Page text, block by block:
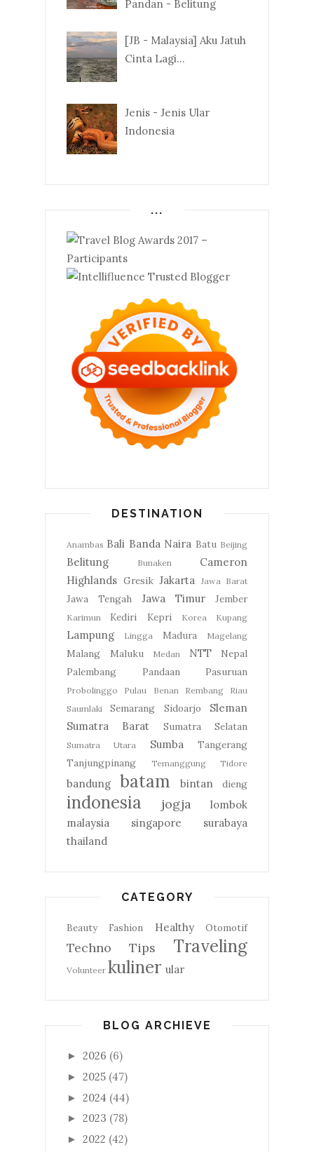
Pandan - Belitung
[JB - Malaysia] Aku Jatuh
Cinta Lagi...
Jenis - Jenis Ular
Indonesia
...
DESTINATION
Anambas Bali Banda Naira Batu Beijing
Belitung Bunaken
Cameron
Highlands Gresik Jakarta Jawa Barat
Jawa Tengah Jawa Timur Jember
Karimun Kediri Kepri Korea Kupang
Lampung Lingga Madura Magelang
Malang Maluku Medan NTT
Nepal
Palembang
Pandaan Pasuruan
Probolinggo Pulau Benan Rembang
Riau
Saumlaki
Semarang Sidoarjo
Sleman
Sumatra Barat
Sumatra Selatan
Sumatra Utara Sumba
Tangerang
Tanjungpinang
Temanggung Tidore
bandung batam bintan dieng
indonesia jogja
lombok
malaysia
singapore
surabaya
thailand
CATEGORY
Beauty Fashion Healthy Otomotif
Techno Tips Traveling
Volunteer kuliner ular
BLOG ARCHIEVE
► 2026 (6)
► 2025 (47)
► 2024 (44)
► 2023 (78)
► 2022 (42)